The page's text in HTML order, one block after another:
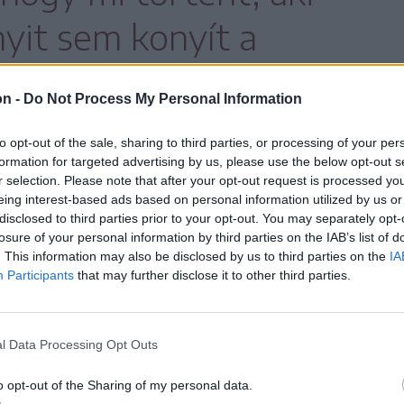
- Do Not Process My Personal Information
opt-out of the sale, sharing to third parties, or processing of your
for targeted advertising by us, please use the below opt-out
selection. Please note that after your opt-out request is processed
interest-based ads based on personal information utilized by us
to third parties prior to your opt-out. You may separately
of your personal information by third parties on the IAB’s list of
This information may also be disclosed by us to third parties on the
Participants that may further disclose it to other third parties.
Data Processing Opt Outs
opt-out of the Sharing of my personal data.
sem konyít a
emlékeztető a kegyetlen
Csernobil
című minisorozat a 33 évvel ezelőtti
eseményeit dolgozza fel. És nem is